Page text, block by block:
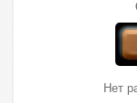
Нет